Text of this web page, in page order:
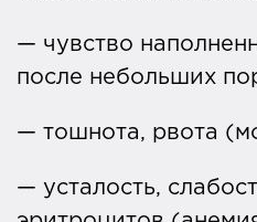
— чувство
после небольших
— тошнота, рвота
— усталость,